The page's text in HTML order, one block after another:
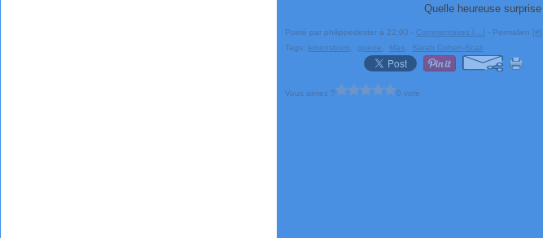
Quelle heureuse
Posté par philippedester à 22:00 - Commentaires [ …] - Permalien [#]
Tags: lebensborn ,guerre Max Sarah Cohen-Scali
Vous aimez ? 0 vote